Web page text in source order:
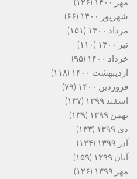
مهر ۱۴۰۰
(۱۲۶)
شهریور ۱۴۰۰
(۶۶)
مرداد ۱۴۰۰
(۱۵۱)
تیر ۱۴۰۰
(۱۱۰)
خرداد ۱۴۰۰
(۹۵)
اردیبهشت ۱۴۰۰
(۱۱۸)
فروردین ۱۴۰۰
(۷۹)
اسفند ۱۳۹۹
(۱۳۷)
بهمن ۱۳۹۹
(۱۳۹)
دی ۱۳۹۹
(۱۳۳)
آذر ۱۳۹۹
(۱۲۴)
آبان ۱۳۹۹
(۱۵۹)
مهر ۱۳۹۹
(۱۲۶)